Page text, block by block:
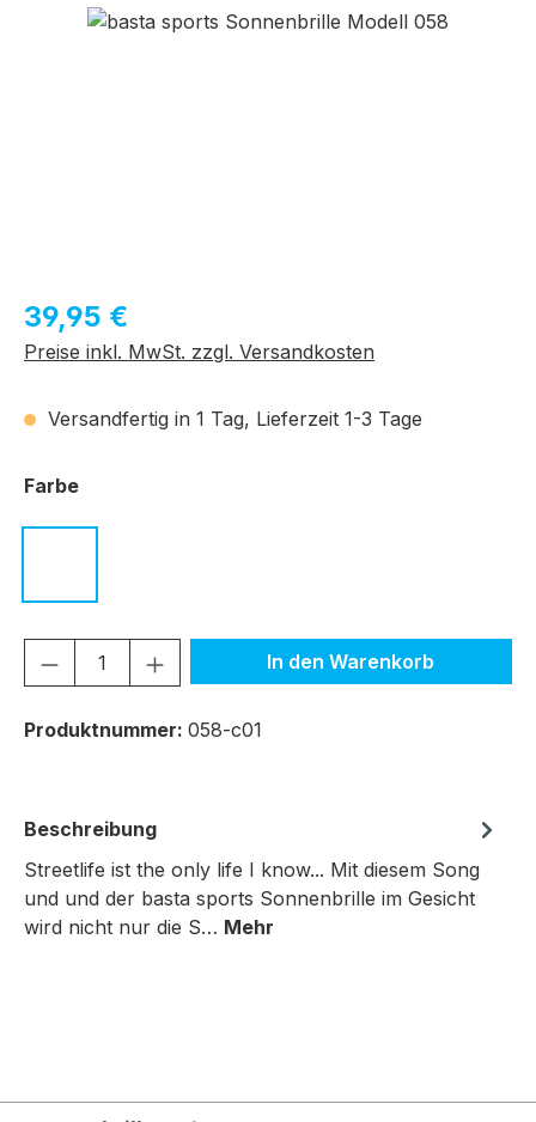
Bildergalerie überspringen
Regulärer Preis:
39,95 €
Preise inkl. MwSt. zzgl. Versandkosten
Versandfertig in 1 Tag, Lieferzeit 1-3 Tage
Farbeauswählen
Produkt Anzahl: Gib den gewünschten
In den Warenkorb
Produktnummer: 058-c01
Beschreibung
Streetlife ist the only life I know... Mit diesem Song
und und der basta sports Sonnenbrille im Gesicht
wird nicht nur die S… Mehr